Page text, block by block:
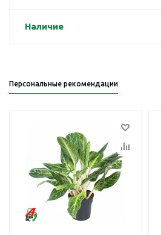
Наличие
Персональные рекомендации